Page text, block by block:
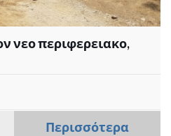
νεο περιφερειακο,
Περισσότερα